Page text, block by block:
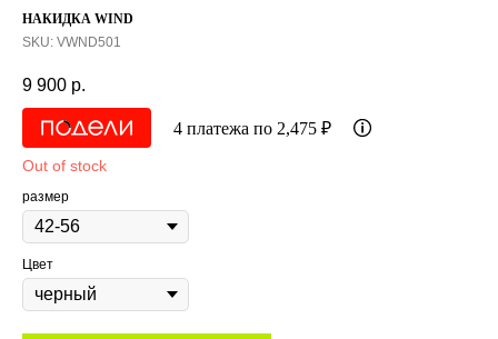
НАКИДКА WIND
SKU: VWND501
9 900 р.
4 платежа по 2,475 ₽
Out of stock
размер
Цвет